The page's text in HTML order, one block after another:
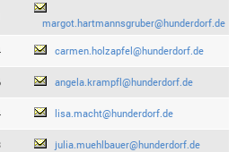
margot.hartmannsgruber@hunderdorf.de
carmen.holzapfel@hunderdorf.de
angela.krampfl@hunderdorf.de
lisa.macht@hunderdorf.de
julia.muehlbauer@hunderdorf.de